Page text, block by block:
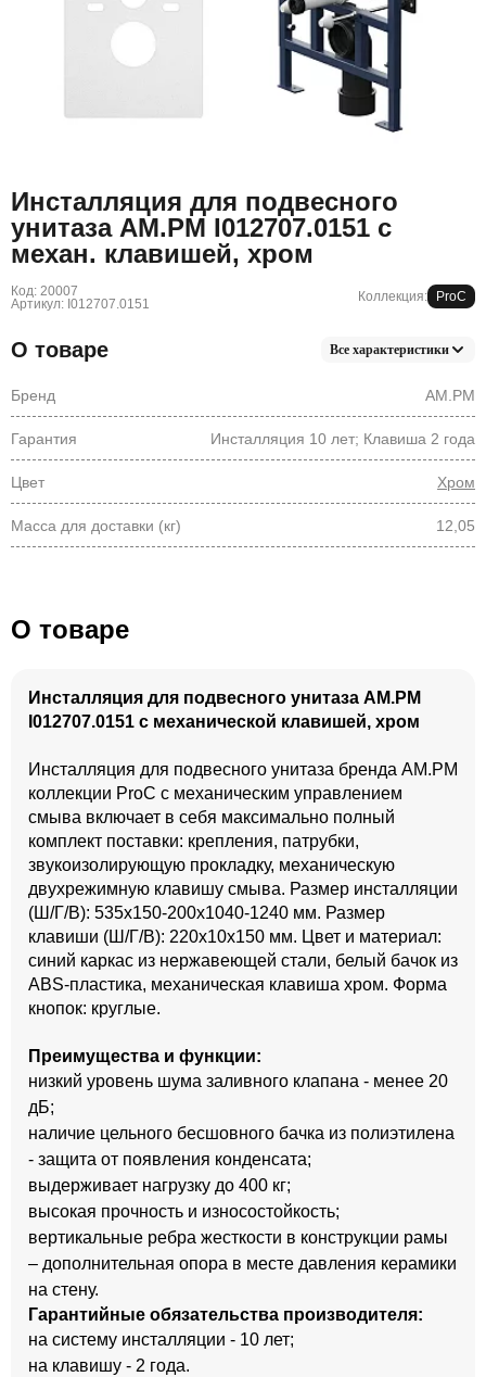
Инсталляция для подвесного
унитаза AM.PM I012707.0151 с
механ. клавишей, хром
Код: 20007
Артикул: I012707.0151
Коллекция: ProC
О товаре Все характеристики
Бренд AM.PM
Гарантия Инсталляция 10 лет; Клавиша 2 года
Цвет Хром
Масса для доставки (кг) 12,05
О товаре
Инсталляция для подвесного унитаза AM.PM
I012707.0151 с механической клавишей, хром
Инсталляция для подвесного унитаза бренда AM.PM
коллекции ProC с механическим управлением
смыва включает в себя максимально полный
комплект поставки: крепления, патрубки,
звукоизолирующую прокладку, механическую
двухрежимную клавишу смыва. Размер инсталляции
(Ш/Г/В): 535x150-200x1040-1240 мм. Размер
клавиши (Ш/Г/В): 220x10x150 мм. Цвет и материал:
синий каркас из нержавеющей стали, белый бачок из
ABS-пластика, механическая клавиша хром. Форма
кнопок: круглые.
Преимущества и функции:
низкий уровень шума заливного клапана - менее 20
дБ;
наличие цельного бесшовного бачка из полиэтилена
- защита от появления конденсата;
выдерживает нагрузку до 400 кг;
высокая прочность и износостойкость;
вертикальные ребра жесткости в конструкции рамы
– дополнительная опора в месте давления керамики
на стену.
Гарантийные обязательства производителя:
на систему инсталляции - 10 лет;
на клавишу - 2 года.